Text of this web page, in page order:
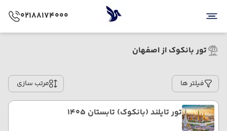
02188174000
تور بانکوک از اصفهان
فیلتر ها مرتب سازی
تور تایلند (بانکوک) تابستان 1405